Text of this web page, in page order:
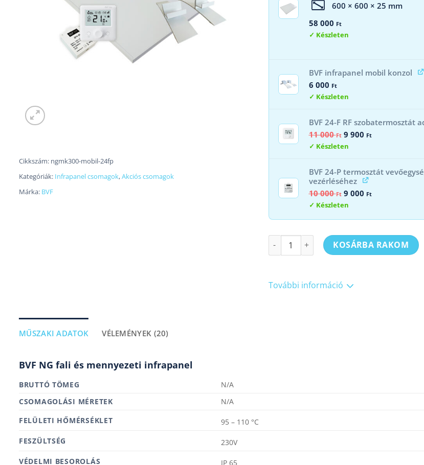
Cikkszám: ngmk300-mobil-24fp
Kategóriák: Infrapanel csomagok,Akciós csomagok
Márka: BVF
600 × 600 × 25 mm
58 000 Ft
Készleten
BVF infrapanel mobil konzol
6 000 Ft
Készleten
BVF 24-F RF szobatermosztát
11 000Ft Original
was:
9 900 FtCurrent
900 Ft.
Készleten
BVF 24-P termosztát
vezérléséhez
10 000Ft Original
was:
10
9 000 FtCurrent
9
Készleten
BVF NG 300W infrapanel + BVF mobil
KOSÁRBA RAKOM
További információ
MŰSZAKI ADATOK VÉLEMÉNYEK (20)
BVF NG fali és mennyezeti infrapanel
BRUTTÓ TÖMEG
N/A
MÉRETEK
N/A
FELÜLETI HŐMÉRSÉKLET
95 – 110 °C
FESZÜLTSÉG
230V
VÉDELMI BESOROLÁS
IP 65